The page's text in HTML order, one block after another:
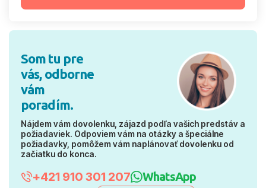
Som tu pre
vás, odborne
vám
poradím.
Nájdem vám dovolenku, zájazd podľa vašich predstáv a
požiadaviek. Odpoviem vám na otázky a špeciálne
požiadavky, pomôžem vám naplánovať dovolenku od
začiatku do konca.
+421 910 301 207 WhatsApp